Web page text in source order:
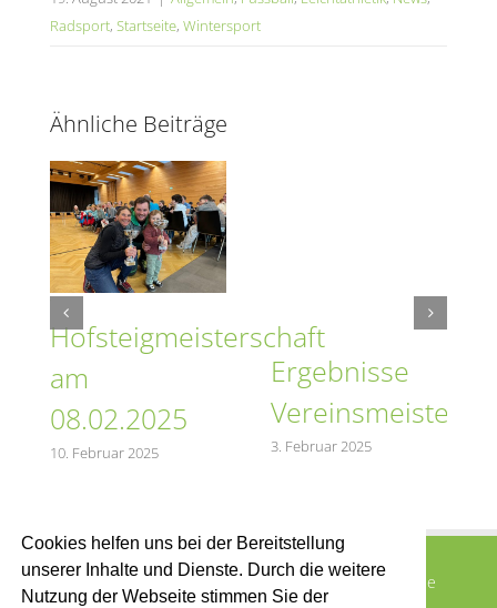
Cookies helfen uns bei der Bereitstellung
unserer Inhalte und Dienste. Durch die weitere
Nutzung der Webseite stimmen Sie der
Radsport, Startseite, Wintersport
Ähnliche Beiträge
Hofsteigmeisterschaft
am
08.02.2025
10. Februar 2025
Ergebnisse
3. Februar 2025
© 2015 SV Buch -2026 | Impressum |Marcel Eberle